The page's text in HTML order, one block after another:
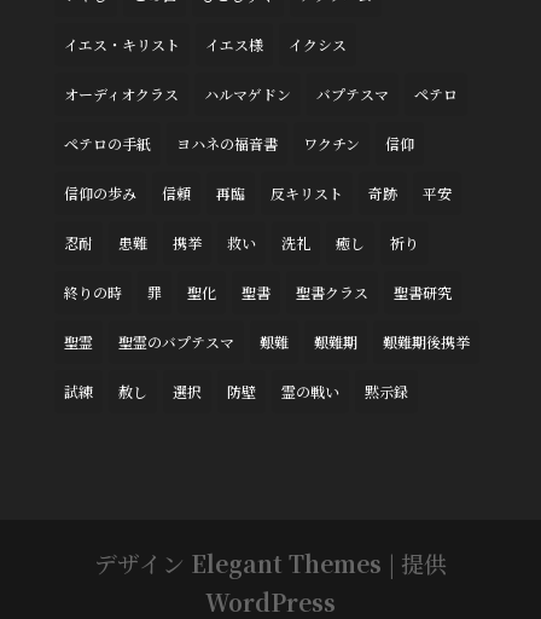
イエス・キリスト イエス様 イクシス
オーディオクラス ハルマゲドン バプテスマ ペテロ
ペテロの手紙 ヨハネの福音書 ワクチン 信仰
信仰の歩み 信頼 再臨 反キリスト 奇跡 平安
忍耐 患難 携挙 救い 洗礼 癒し 祈り
終りの時 罪 聖化 聖書 聖書クラス 聖書研究
聖霊 聖霊のバプテスマ 艱難 艱難期 艱難期後携挙
試練 赦し 選択 防壁 霊の戦い 黙示録
デザイン Elegant Themes | 提供
WordPress